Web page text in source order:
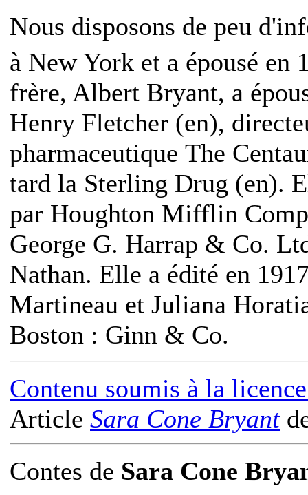
Nous disposons de peu
à New York et a épousé en
frère, Albert Bryant, a
Henry Fletcher (en),
pharmaceutique The
tard la Sterling Drug (en).
par Houghton Mifflin
George G. Harrap & Co.
Nathan. Elle a édité en
Martineau et Juliana
Boston : Ginn & Co.
Contenu soumis à la
Article Sara Cone Bryant
Contes de Sara Cone